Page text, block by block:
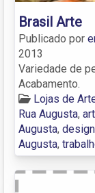
Brasil Arte
Publicado por
2013
Variedade de
Acabamento.
Lojas de
Rua Augusta,
Augusta,
Augusta,